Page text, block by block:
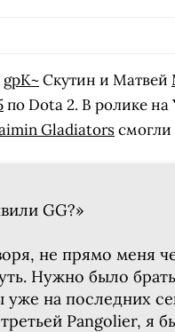
gpK~Скутин и Матвей
по Dota 2. В ролике на
Gladiatorsсмогли
GG?»
не прямо меня
Нужно было
на последних
Pangolier, я